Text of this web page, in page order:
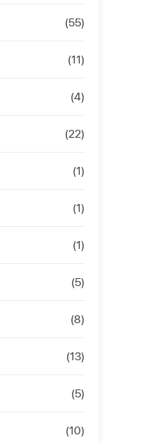
(55)
(11)
(4)
(22)
(1)
(1)
(1)
(5)
(8)
(13)
(5)
(10)